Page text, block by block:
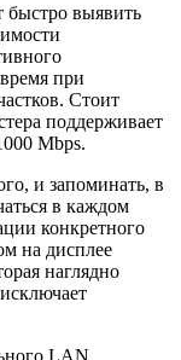
быстро выявить
при
Стоит
поддерживает
Mbps.
и запоминать, в
в каждом
конкретного
на дисплее
наглядно